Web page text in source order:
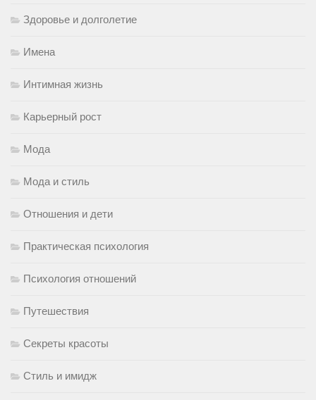
Здоровье и долголетие
Имена
Интимная жизнь
Карьерный рост
Мода
Мода и стиль
Отношения и дети
Практическая психология
Психология отношений
Путешествия
Секреты красоты
Стиль и имидж